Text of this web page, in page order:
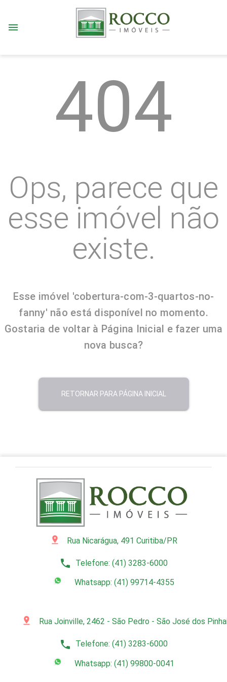
menu
pin_drop Rua Nicarágua, 491 Curitiba/PR
phone Telefone: (41) 3283-6000
Whatsapp: (41) 99714-4355
pin_drop Rua Joinville, 2462 - São Pedro - São José dos
phone Telefone: (41) 3283-6000
Whatsapp: (41) 99800-0041
404
Ops, parece que
esse imóvel não
existe.
Esse imóvel 'cobertura-com-3-quartos-no-
fanny' não está disponível no momento.
Gostaria de voltar à Página Inicial e fazer uma
nova busca?
RETORNAR PARA PÁGINA INICIAL